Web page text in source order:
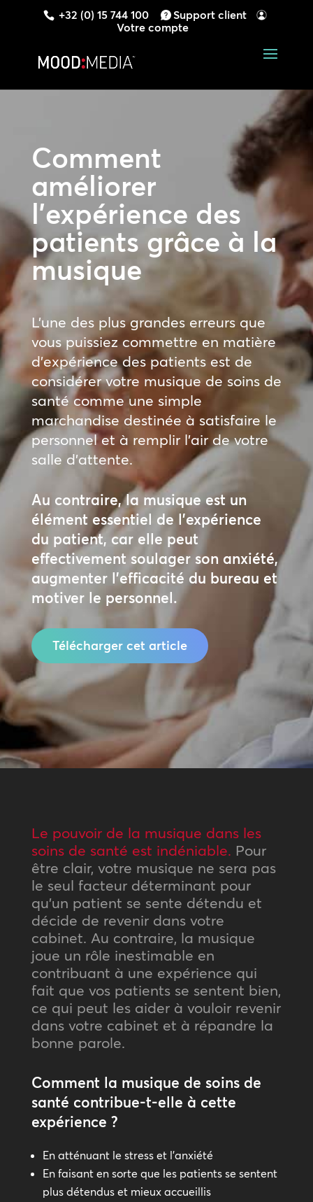
+32 (0) 15 744 100
Support client
Votre compte
Comment
améliorer
l’expérience des
patients grâce à la
musique
L’une des plus grandes erreurs que
vous puissiez commettre en matière
d’expérience des patients est de
considérer votre musique de soins de
santé comme une simple
marchandise destinée à satisfaire le
personnel et à remplir l’air de votre
salle d’attente.
Au contraire, la musique est un
élément essentiel de l’expérience
du patient, car elle peut
effectivement soulager son anxiété,
augmenter l’efficacité du bureau et
motiver le personnel.
Télécharger cet article
Le pouvoir de la musique dans les
soins de santé est indéniable. Pour
être clair, votre musique ne sera pas
le seul facteur déterminant pour
qu’un patient se sente détendu et
décide de revenir dans votre
cabinet. Au contraire, la musique
joue un rôle inestimable en
contribuant à une expérience qui
fait que vos patients se sentent bien,
ce qui peut les aider à vouloir revenir
dans votre cabinet et à répandre la
bonne parole.
Comment la musique de soins de
santé contribue-t-elle à cette
expérience ?
En atténuant le stress et l’anxiété
En faisant en sorte que les patients se sentent
plus détendus et mieux accueillis